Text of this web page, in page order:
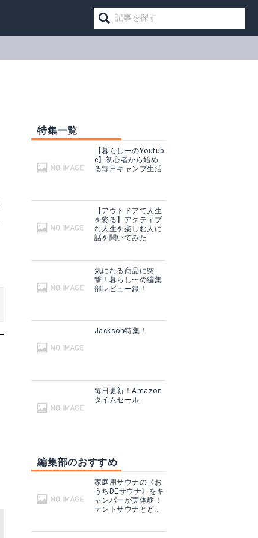
特集一覧
【暮らしーのYoutub
e】初心者から始め
る毎日キャンプ生活
【アウトドアで人生
を彩る】アクティブ
な人生を楽しむ人に
話を聞いてみた
気になる商品に突
撃！暮らし〜の編集
部レビュー録！
Jackson特集！
毎日更新！Amazon
タイムセール
編集部のおすすめ
家庭用サウナの《お
うちDEサウナ》をキ
ャンパーが実体験！
テントサウナとどこ